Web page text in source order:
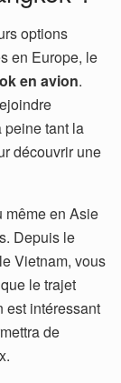
options
en Europe, le
en avion.
peine tant la
découvrir une
même en Asie
Depuis le
Vietnam, vous
le trajet
est intéressant
de